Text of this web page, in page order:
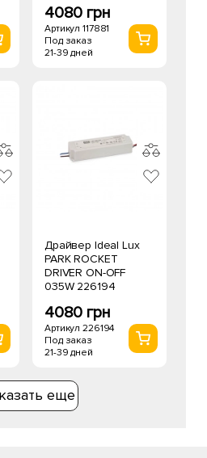
4080 грн
Артикул 117881
Под заказ
21-39 дней
Драйвер Ideal Lux
PARK ROCKET
DRIVER ON-OFF
035W 226194
4080 грн
Артикул 226194
Под заказ
21-39 дней
еще